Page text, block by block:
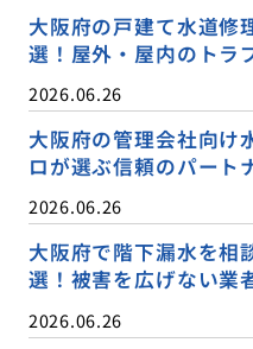
大阪府の戸建て水道修
選！屋外・屋内のトラ
2026.06.26
大阪府の管理会社向け
ロが選ぶ信頼のパート
2026.06.26
大阪府で階下漏水を相
選！被害を広げない業
2026.06.26